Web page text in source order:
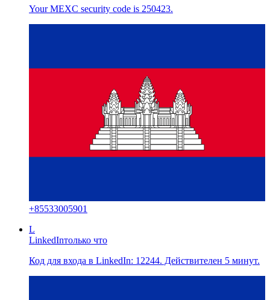
Your MEXC security code is 250423.
+85533005901
L
LinkedInтолько что
Код для входа в LinkedIn: 12244. Действителен 5 минут.